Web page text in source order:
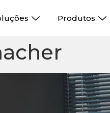
Produtos